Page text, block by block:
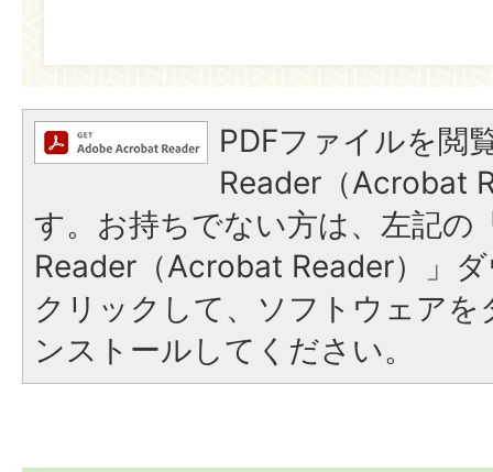
PDFファイルを閲
Reader（Acrobat
す。お持ちでない方は、左記の
Reader（Acrobat Reader）」
クリックして、ソフトウェア
ンストールしてください。